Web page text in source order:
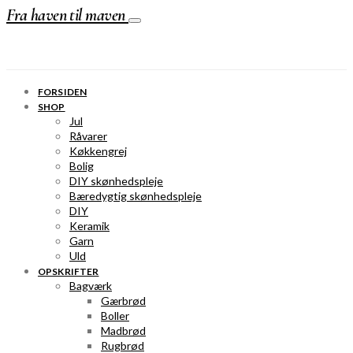
Fra haven til maven
FORSIDEN
SHOP
Jul
Råvarer
Køkkengrej
Bolig
DIY skønhedspleje
Bæredygtig skønhedspleje
DIY
Keramik
Garn
Uld
OPSKRIFTER
Bagværk
Gærbrød
Boller
Madbrød
Rugbrød